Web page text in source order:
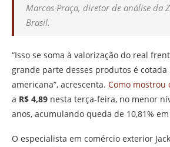
Marcos Praça, diretor de análise da
Brasil.
“Isso se soma à valorização do real
grande parte desses produtos é cotada
americana”, acrescenta. Como mostrou
a R$ 4,89 nesta terça-feira, no menor
anos, acumulando queda de 10,81% em
O especialista em comércio exterior